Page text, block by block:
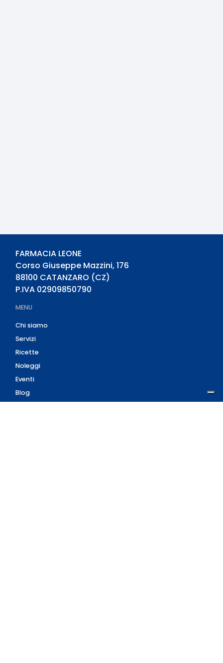
FARMACIA LEONE
Corso Giuseppe Mazzini, 176
88100 CATANZARO (CZ)
P.IVA 02909850790
MENU
Chi siamo
Servizi
Ricette
Noleggi
Eventi
Blog